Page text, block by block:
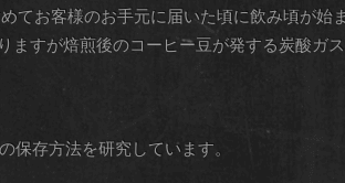
てお客様のお手元に届いた頃に飲み頃が始
ますが焙煎後のコーヒー豆が発する炭酸ガ
保存方法を研究しています。